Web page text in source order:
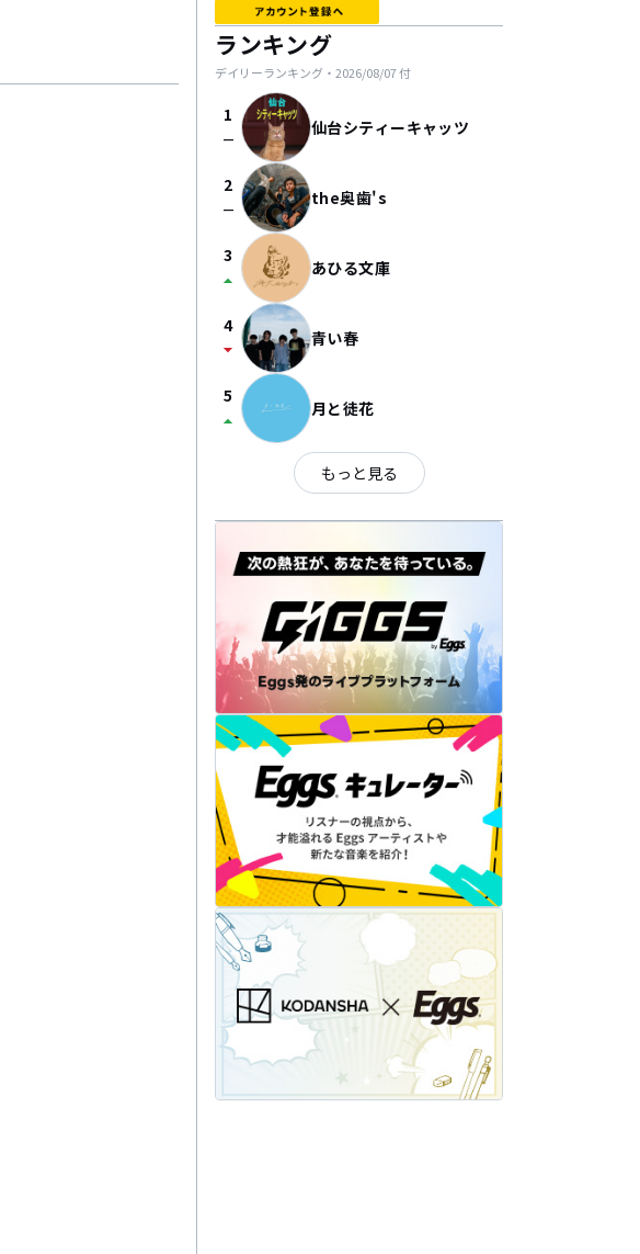
ランキング
デイリーランキング・ 2026/08/07付
1
check_indeterminate_small 仙台シティーキャッツ
2
check_indeterminate_small the奥歯's
3
arrow_drop_up あひる文庫
4
arrow_drop_down 青い春
5
arrow_drop_up 月と徒花
もっと見る